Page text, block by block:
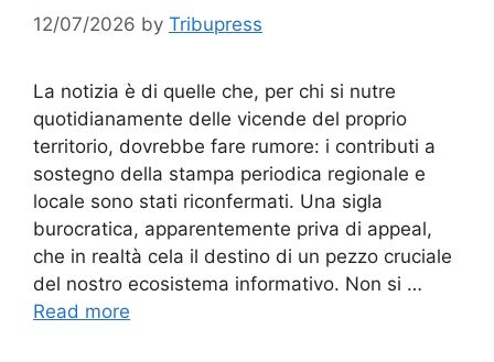
12/07/2026 by Tribupress
La notizia è di quelle che, per chi si nutre
quotidianamente delle vicende del proprio
territorio, dovrebbe fare rumore: i contributi a
sostegno della stampa periodica regionale e
locale sono stati riconfermati. Una sigla
burocratica, apparentemente priva di appeal,
che in realtà cela il destino di un pezzo cruciale
del nostro ecosistema informativo. Non si …
Read more